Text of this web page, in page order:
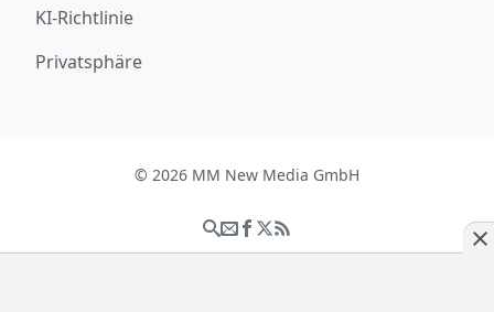
KI-Richtlinie
Privatsphäre
© 2026 MM New Media GmbH